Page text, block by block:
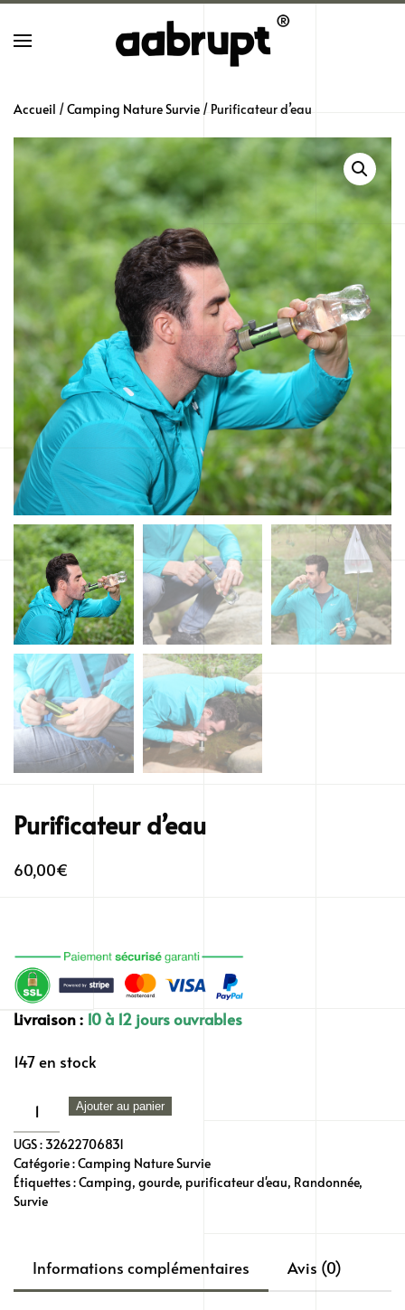
main
content
Accueil /Camping Nature Survie / Purificateur d’eau
Purificateur d’eau
60,00€
Livraison : 10 à 12 jours ouvrables
147 en stock
quantité
de
Purificateur
d'eau
Ajouter au panier
UGS : 32622706831
Catégorie :Camping Nature Survie
Étiquettes :Camping, gourde, purificateur d'eau, Randonnée,
Survie
Informations complémentaires Avis (0)